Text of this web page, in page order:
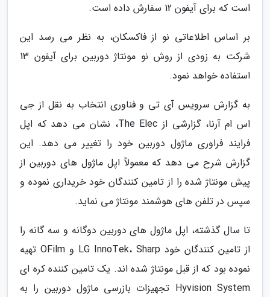
است که برای آیفون 12 سفارش داده است.
بر اساس اطلاعاتی نو از فاکسکان، به نظر می رسد این
شرکت به زودی از روش نو مونتاژ دوربین برای آیفون 13
استفاده خواهد نمود.
به گزارش سرویس آی تی و فناوری انتخاب به نقل از جی
اس ام آرنا، گزارشی از The Elec، نشان می دهد که اپل
فرایند فراوری ماژول دوربین خود را تغییر می دهد. این
گزارش شرح می دهد که معمولاً اپل ماژول های دوربین از
پیش مونتاژ شده را از تامین کنندگان خود خریداری نموده و
سپس در تلفن های هوشمند مونتاژ می نماید.
تا سال گذشته، اپل ماژول های دوربین دوگانه و سه گانه را
از تامین کنندگان خود LG InnoTek، Sharp و OFilm تهیه
نموده بود که از قبل مونتاژ شده اند. یک تامین کننده کره ای
Hyvision System تجهیزات بازرسی ماژول دوربین را به